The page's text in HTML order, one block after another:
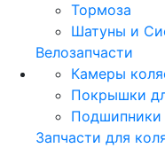
Тормоза
Шатуны и
Велозапчасти
Камеры
Покрышки
Подшипники
Запчасти для